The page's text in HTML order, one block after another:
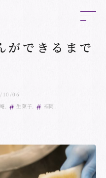
ができるまで
10/06
生菓子
福岡